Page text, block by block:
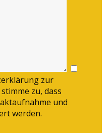
zur
zu, dass
und
werden.